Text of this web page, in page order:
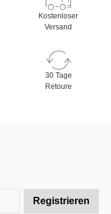
Kostenloser
Versand
30 Tage
Retoure